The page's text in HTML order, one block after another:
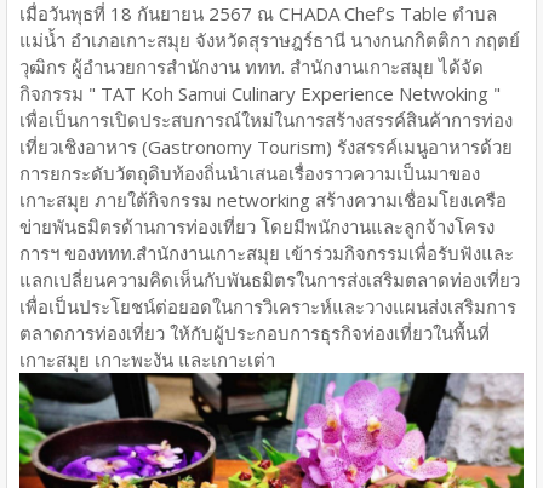
เมื่อวันพุธที่ 18 กันยายน 2567 ณ CHADA Chef’s Table ตำบล
แม่น้ำ อำเภอเกาะสมุย จังหวัดสุราษฎร์ธานี นางกนกกิตติกา กฤตย์
วุฒิกร ผู้อำนวยการสำนักงาน ททท. สำนักงานเกาะสมุย ได้จัด
กิจกรรม " TAT Koh Samui Culinary Experience Netwoking "
เพื่อเป็นการเปิดประสบการณ์ใหม่ในการสร้างสรรค์สินค้าการท่อง
เที่ยวเชิงอาหาร (Gastronomy Tourism) รังสรรค์เมนูอาหารด้วย
การยกระดับวัตถุดิบท้องถิ่นนำเสนอเรื่องราวความเป็นมาของ
เกาะสมุย ภายใต้กิจกรรม networking สร้างความเชื่อมโยงเครือ
ข่ายพันธมิตรด้านการท่องเที่ยว โดยมีพนักงานและลูกจ้างโครง
การฯ ของททท.สำนักงานเกาะสมุย เข้าร่วมกิจกรรมเพื่อรับฟังและ
แลกเปลี่ยนความคิดเห็นกับพันธมิตรในการส่งเสริมตลาดท่องเที่ยว
เพื่อเป็นประโยชน์ต่อยอดในการวิเคราะห์และวางแผนส่งเสริมการ
ตลาดการท่องเที่ยว ให้กับผู้ประกอบการธุรกิจท่องเที่ยวในพื้นที่
เกาะสมุย เกาะพะงัน และเกาะเต่า